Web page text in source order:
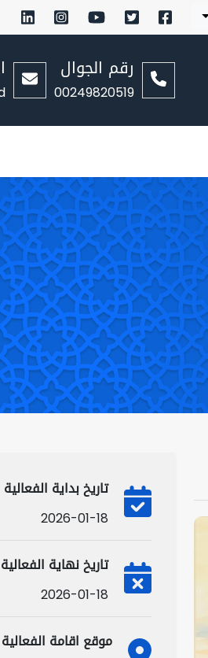
رقم الجوال
00249820519
تاريخ بداية الفعالية
2026-01-18
تاريخ نهاية الفعالية
2026-01-18
موقع اقامة الفعالية